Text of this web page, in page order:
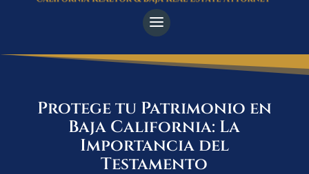
Protege tu Patrimonio en
Baja California: La
Importancia del
Testamento